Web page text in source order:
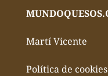
Martí Vicente
Política de cookies